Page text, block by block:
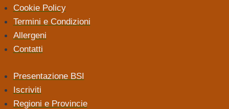
Cookie Policy
Termini e Condizioni
Allergeni
Contatti
Presentazione BSI
Iscriviti
Regioni e Provincie